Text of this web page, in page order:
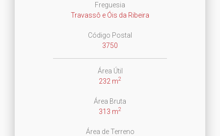
Freguesia
Travassô e Óis da Ribeira
Código Postal
3750
Área Útil
232 m2
Área Bruta
313 m2
Área de Terreno